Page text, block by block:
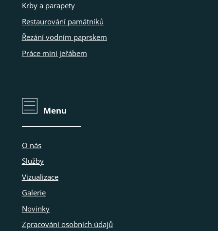
Krby a parapety
Restaurování památníků
Řezání vodním paprskem
Práce mini jeřábem
Menu
O nás
Služby
Vizualizace
Galerie
Novinky
Zpracování osobních údajů